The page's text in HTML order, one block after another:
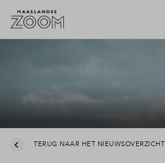
TERUG NAAR HET NIEUWSOVERZICHT